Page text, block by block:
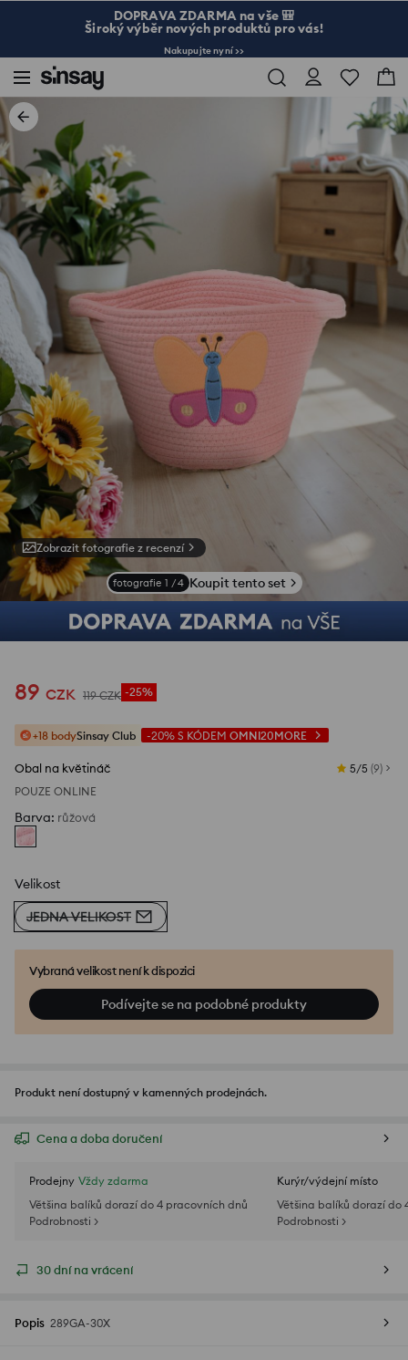
DOPRAVA ZDARMA na vše 🎒
Široký výběr nových produktů pro vás!
Nakupujte nyní >>
Zobrazit fotografie z recenzí
fotografie 1 /4 Koupit tento set
89 CZK 119 CZK -25%
+18 bodySinsay Club -20% S KÓDEM OMNI20MORE
Obal na květináč 5/5 (9)
POUZE ONLINE
Barva: růžová
Velikost
JEDNA VELIKOST
Vybraná velikost není k dispozici
Podívejte se na podobné produkty
Produkt není dostupný v kamenných prodejnách.
Cena a doba doručení
Prodejny Vždy zdarma
Většina balíků dorazí do 4 pracovních dnů
Podrobnosti >
Kurýr/výdejní místo
Většina balíků dorazí do
Podrobnosti >
30 dní na vrácení
Popis 289GA-30X